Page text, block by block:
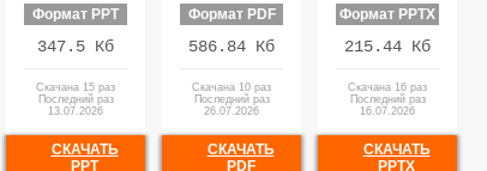
Формат PPT
347.5 Кб
Скачана 15 раз
Последний раз
13.07.2026
СКАЧАТЬ
PPT
Формат PDF
586.84 Кб
Скачана 10 раз
Последний раз
26.07.2026
СКАЧАТЬ
PDF
Формат PPTX
215.44 Кб
Скачана 16 раз
Последний раз
16.07.2026
СКАЧАТЬ
PPTX